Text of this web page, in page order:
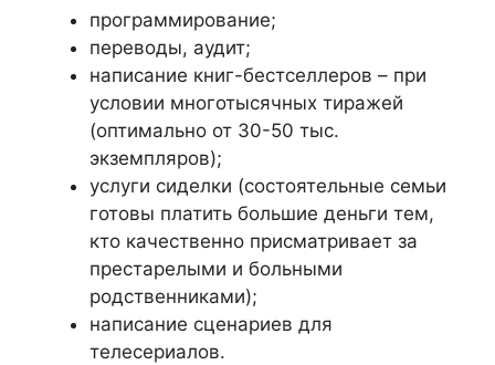
программирование;
переводы, аудит;
написание книг-бестселлеров – при
условии многотысячных тиражей
(оптимально от 30-50 тыс.
экземпляров);
услуги сиделки (состоятельные семьи
готовы платить большие деньги тем,
кто качественно присматривает за
престарелыми и больными
родственниками);
написание сценариев для
телесериалов.